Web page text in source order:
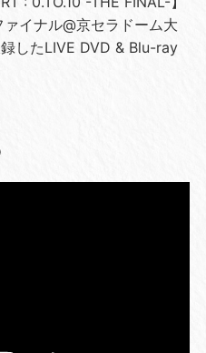
イナル@京セラドーム大
したLIVE DVD & Blu-ray